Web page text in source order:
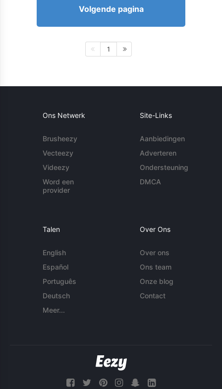
Volgende pagina
1
Ons Netwerk
Brusheezy
Vecteezy
Videezy
Word een
provider
Site-Links
Aanbiedingen
Adverteren
Ondersteuning
DMCA
Talen
English
Español
Português
Deutsch
Meer...
Over Ons
Over ons
Ons team
Onze blog
Contact